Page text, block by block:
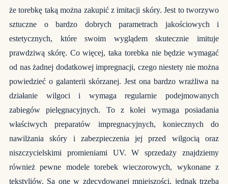
że torebkę taką można zakupić z imitacji skóry. Jest to tworzywo
sztuczne o bardzo dobrych parametrach jakościowych i
estetycznych, które swoim wyglądem skutecznie imituje
prawdziwą skórę. Co więcej, taka torebka nie będzie wymagać
od nas żadnej dodatkowej impregnacji, czego niestety nie można
powiedzieć o galanterii skórzanej. Jest ona bardzo wrażliwa na
działanie wilgoci i wymaga regularnie podejmowanych
zabiegów pielęgnacyjnych. To z kolei wymaga posiadania
właściwych preparatów impregnacyjnych, koniecznych do
nawilżania skóry i zabezpieczenia jej przed wilgocią oraz
niszczycielskimi promieniami UV. W sprzedaży znajdziemy
również pewne modele torebek wieczorowych, wykonane z
tekstyliów. Są one w zdecydowanej mniejszości, jednak trzeba